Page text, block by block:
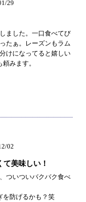
29
ました。一口食べてび
たぁ。レーズンもラム
けになってると嬉しい
みます。
02
美味しい！
ついついバクバク食べ
を防げるかも？笑